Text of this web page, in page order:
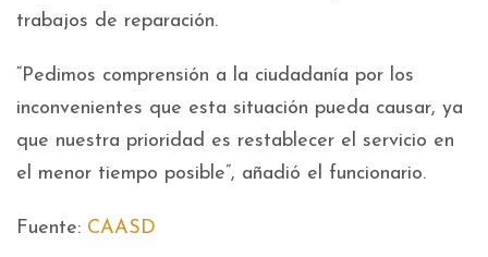
trabajos de reparación.
“Pedimos comprensión a la ciudadanía por los
inconvenientes que esta situación pueda causar, ya
que nuestra prioridad es restablecer el servicio en
el menor tiempo posible”, añadió el funcionario.
Fuente: CAASD